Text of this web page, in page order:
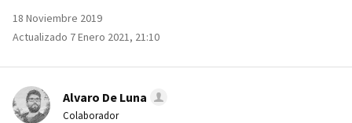
18 Noviembre 2019
Actualizado 7 Enero 2021, 21:10
Alvaro De Luna
Colaborador